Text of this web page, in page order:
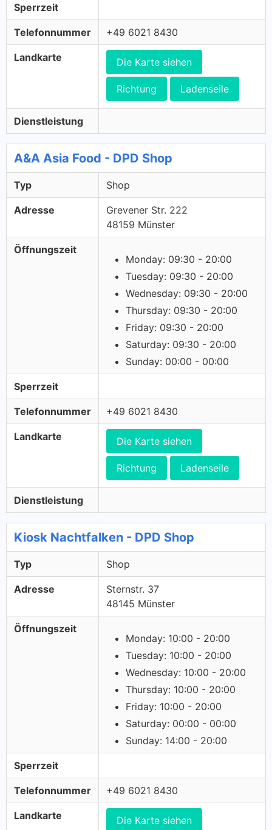
Sperrzeit
Telefonnummer +49 6021 8430
Landkarte Die Karte siehen
Richtung Ladenseile
Dienstleistung
A&A Asia Food - DPD Shop
Typ Shop
Adresse
Grevener Str. 222
48159 Münster
Öffnungszeit
Monday: 09:30 - 20:00
Tuesday: 09:30 - 20:00
Wednesday: 09:30 - 20:00
Thursday: 09:30 - 20:00
Friday: 09:30 - 20:00
Saturday: 09:30 - 20:00
Sunday: 00:00 - 00:00
Sperrzeit
Telefonnummer +49 6021 8430
Landkarte Die Karte siehen
Richtung Ladenseile
Dienstleistung
Kiosk Nachtfalken - DPD Shop
Typ Shop
Adresse
Sternstr. 37
48145 Münster
Öffnungszeit
Monday: 10:00 - 20:00
Tuesday: 10:00 - 20:00
Wednesday: 10:00 - 20:00
Thursday: 10:00 - 20:00
Friday: 10:00 - 20:00
Saturday: 00:00 - 00:00
Sunday: 14:00 - 20:00
Sperrzeit
Telefonnummer +49 6021 8430
Landkarte Die Karte siehen